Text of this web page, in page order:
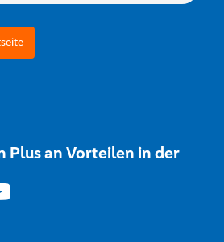
Plus an Vorteilen in der